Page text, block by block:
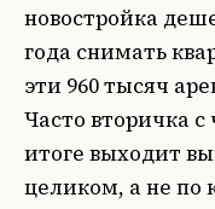
новостройка
года снимать
эти 960 тысяч
Часто вторичка
итоге выходит
целиком, а не по